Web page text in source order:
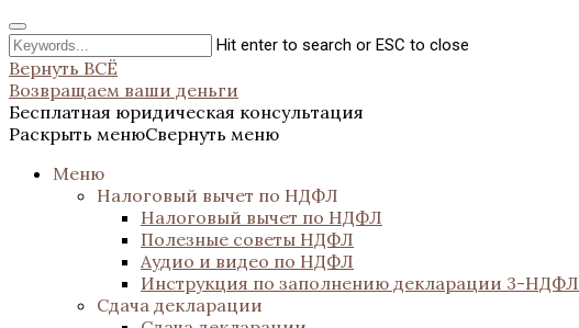
Hit enter to search or ESC to close
Вернуть ВСЁ
Возвращаем ваши деньги
Бесплатная юридическая консультация
Раскрыть менюСвернуть меню
Меню
Налоговый вычет по НДФЛ
Налоговый вычет по НДФЛ
Полезные советы НДФЛ
Аудио и видео по НДФЛ
Инструкция по заполнению декларации 3-НДФЛ
Сдача декларации